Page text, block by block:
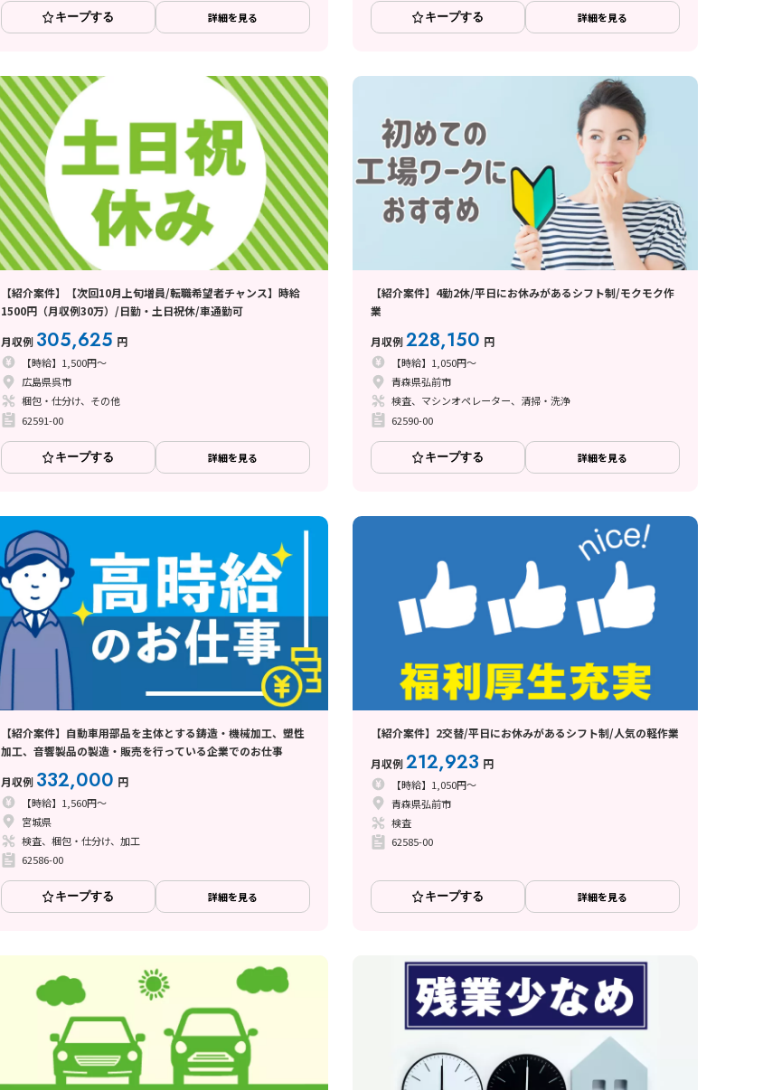
キープする 詳細を見る キープする 詳細を見る
【紹介案件】【次回10月上旬増員/転職希望者チャンス】時給
1500円（月収例30万）/日勤・土日祝休/車通勤可
月収例 305,625 円
【時給】1,500円～
広島県呉市
梱包・仕分け、その他
62591-00
キープする 詳細を見る
【紹介案件】4勤2休/平日にお休みがあるシフト制/モクモク作
業
月収例228,150 円
【時給】1,050円～
青森県弘前市
検査、マシンオペレーター、清掃・洗浄
62590-00
キープする 詳細を見る
【紹介案件】自動車用部品を主体とする鋳造・機械加工、塑性
加工、音響製品の製造・販売を行っている企業でのお仕事
月収例 332,000 円
【時給】1,560円～
宮城県
検査、梱包・仕分け、加工
62586-00
キープする 詳細を見る
【紹介案件】2交替/平日にお休みがあるシフト制/人気の軽作業
月収例212,923 円
【時給】1,050円～
青森県弘前市
検査
62585-00
キープする 詳細を見る